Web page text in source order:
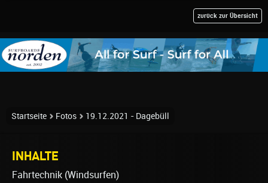
zurück zur Übersicht
Startseite Fotos 19.12.2021 - Dagebüll
INHALTE
Fahrtechnik (Windsurfen)